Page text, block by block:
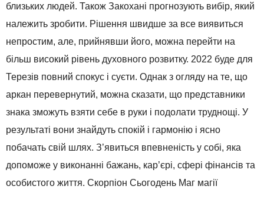
близьких людей. Також Закохані прогнозують вибір, який
належить зробити. Рішення швидше за все виявиться
непростим, але, прийнявши його, можна перейти на
більш високий рівень духовного розвитку. 2022 буде для
Терезів повний спокус і суєти. Однак з огляду на те, що
аркан перевернутий, можна сказати, що представники
знака зможуть взяти себе в руки і подолати труднощі. У
результаті вони знайдуть спокій і гармонію і ясно
побачать свій шлях. З’явиться впевненість у собі, яка
допоможе у виконанні бажань, кар’єрі, сфері фінансів та
особистого життя. Скорпіон Сьогодень Маг магії